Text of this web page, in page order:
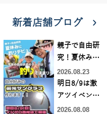
新着店舗ブログ
親子で自由研
究！夏休みに
釣りデビュー
2026.08.23
明日8/9は激
アツイベント
日！！！～オ
2026.08.08